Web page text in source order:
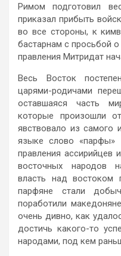
Римом подготовил
приказал прибыть
во все стороны, к
бастарнам с просьбой
правления Митридат
Весь Восток
царями-родичами
оставшаяся часть
которые произошли
явствовало из самого
языке слово «парфы»
правления
восточных народов
власть над востоком
парфяне стали
поработили
очень дивно, как
достичь какого-то
народами, под кем